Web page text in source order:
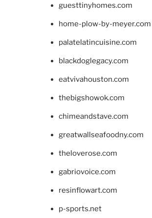
guesttinyhomes.com
home-plow-by-meyer.com
palatelatincuisine.com
blackdoglegacy.com
eatvivahouston.com
thebigshowok.com
chimeandstave.com
greatwallseafoodny.com
theloverose.com
gabriovoice.com
resinflowart.com
p-sports.net